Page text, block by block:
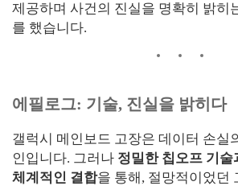
제공하며 사건의 진실을 명확히 밝히
를 했습니다.
에필로그: 기술, 진실을 밝히다
갤럭시 메인보드 고장은 데이터 손실
인입니다. 그러나 정밀한 칩오프 기술
체계적인 결합을 통해, 절망적이었던